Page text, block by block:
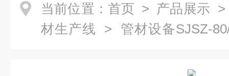
当前位置： 首页 > 产品展示
材生产线 > 管材设备SJSZ-